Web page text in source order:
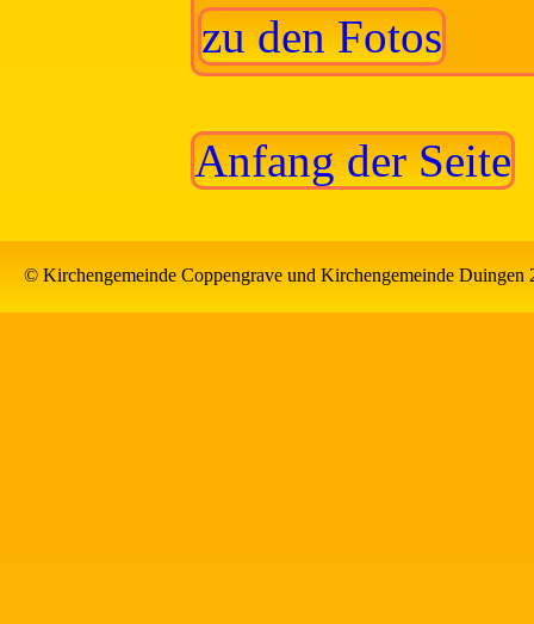
zu den Fotos
Anfang der Seite
© Kirchengemeinde Coppengrave und Kirchengemeinde Duingen